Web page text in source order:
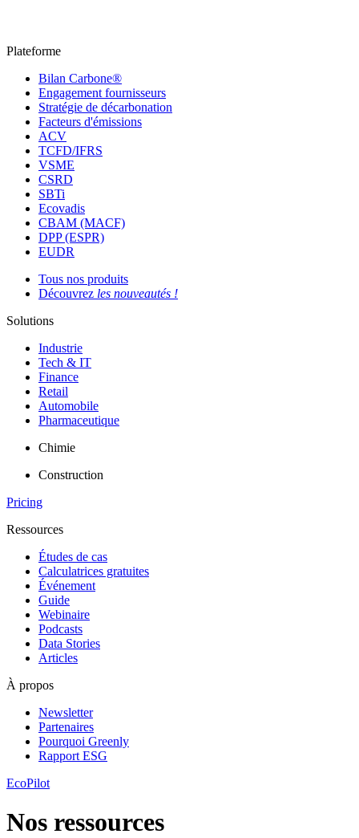
Plateforme
Bilan Carbone®
Engagement fournisseurs
Stratégie de décarbonation
Facteurs d'émissions
ACV
TCFD/IFRS
VSME
CSRD
SBTi
Ecovadis
CBAM (MACF)
DPP (ESPR)
EUDR
Tous nos produits
Découvrez les nouveautés !
Solutions
Industrie
Tech & IT
Finance
Retail
Automobile
Pharmaceutique
Chimie
Construction
Pricing
Ressources
Études de cas
Calculatrices gratuites
Événement
Guide
Webinaire
Podcasts
Data Stories
Articles
À propos
Newsletter
Partenaires
Pourquoi Greenly
Rapport ESG
EcoPilot
Nos ressources